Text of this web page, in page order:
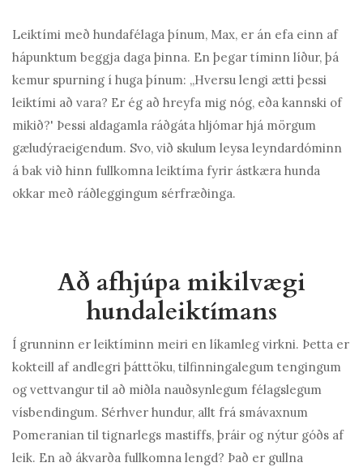
Leiktími með hundafélaga þínum, Max, er án efa einn af
hápunktum beggja daga þinna. En þegar tíminn líður, þá
kemur spurning í huga þínum: „Hversu lengi ætti þessi
leiktími að vara? Er ég að hreyfa mig nóg, eða kannski of
mikið?' Þessi aldagamla ráðgáta hljómar hjá mörgum
gæludýraeigendum. Svo, við skulum leysa leyndardóminn
á bak við hinn fullkomna leiktíma fyrir ástkæra hunda
okkar með ráðleggingum sérfræðinga.
Að afhjúpa mikilvægi
hundaleiktímans
Í grunninn er leiktíminn meiri en líkamleg virkni. Þetta er
kokteill af andlegri þátttöku, tilfinningalegum tengingum
og vettvangur til að miðla nauðsynlegum félagslegum
vísbendingum. Sérhver hundur, allt frá smávaxnum
Pomeranian til tignarlegs mastiffs, þráir og nýtur góðs af
leik. En að ákvarða fullkomna lengd? Það er gullna